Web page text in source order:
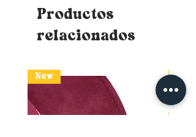
Productos
relacionados
New New